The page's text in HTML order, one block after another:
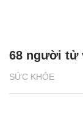
SỨC KHỎE
68 người tử